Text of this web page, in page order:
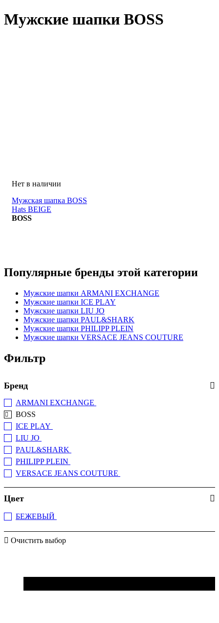
Мужские шапки BOSS
Мужская шапка BOSS
Hats BEIGE
BOSS
Популярные бренды этой категории
Мужские шапки ARMANI EXCHANGE
Мужские шапки ICE PLAY
Мужские шапки LIU JO
Мужские шапки PAUL&SHARK
Мужские шапки PHILIPP PLEIN
Мужские шапки VERSACE JEANS COUTURE
Фильтр
Бренд
ARMANI EXCHANGE
BOSS
ICE PLAY
LIU JO
PAUL&SHARK
PHILIPP PLEIN
VERSACE JEANS COUTURE
Цвет
БЕЖЕВЫЙ
Очистить выбор